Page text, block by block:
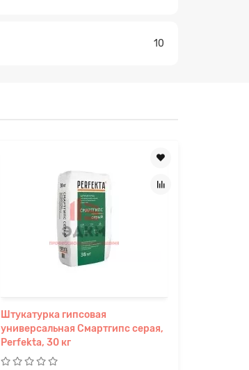
10
Штукатурка гипсовая
универсальная Смартгипс серая,
Perfekta, 30 кг